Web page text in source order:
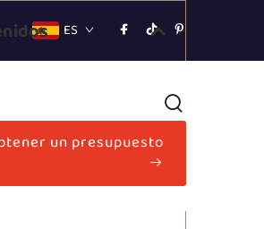
ES
un presupuesto
de techo
originales